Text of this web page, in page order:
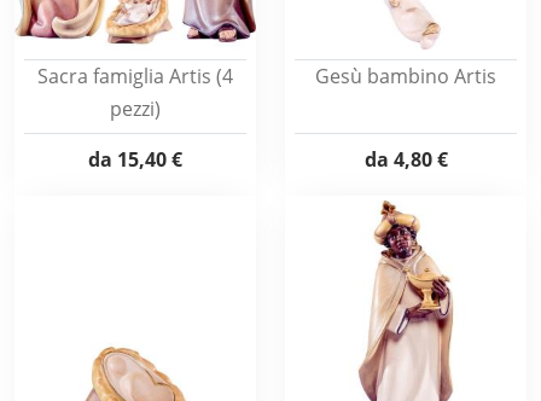
Sacra famiglia Artis (4
pezzi)
da 15,40 €
Gesù bambino Artis
da 4,80 €